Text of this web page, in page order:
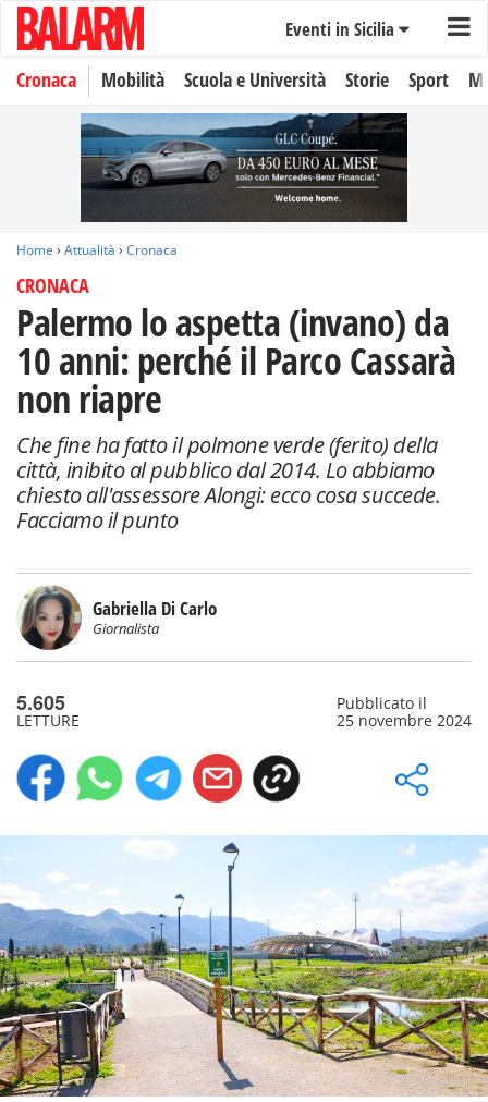
Eventi in Sicilia
Cronaca Mobilità Scuola e Università Storie Sport
Home › Attualità › Cronaca
CRONACA
Palermo lo aspetta (invano) da
10 anni: perché il Parco Cassarà
non riapre
Che fine ha fatto il polmone verde (ferito) della
città, inibito al pubblico dal 2014. Lo abbiamo
chiesto all'assessore Alongi: ecco cosa succede.
Facciamo il punto
Gabriella Di Carlo
Giornalista
5.605
LETTURE
Pubblicato il
25 novembre 2024